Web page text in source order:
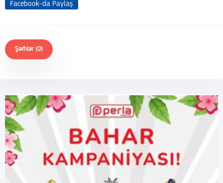
Facebook-da Paylaş
Şərhlər (0)